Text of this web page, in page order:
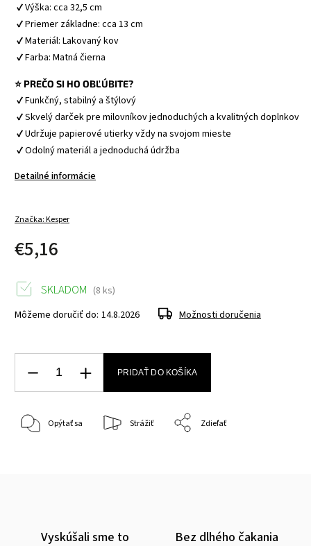
✔ Výška: cca 32,5 cm
✔ Priemer základne: cca 13 cm
✔ Materiál: Lakovaný kov
✔ Farba: Matná čierna
⭐ PREČO SI HO OBĽÚBITE?
✔ Funkčný, stabilný a štýlový
✔ Skvelý darček pre milovníkov jednoduchých a kvalitných doplnkov
✔ Udržuje papierové utierky vždy na svojom mieste
✔ Odolný materiál a jednoduchá údržba
Detailné informácie
Značka:Kesper
€5,16
SKLADOM (8 ks)
Môžeme doručiť do: 14.8.2026 Možnosti doručenia
PRIDAŤ DO KOŠÍKA
Opýtať sa Strážiť Zdieľať
Vyskúšali sme to Bez dlhého čakania